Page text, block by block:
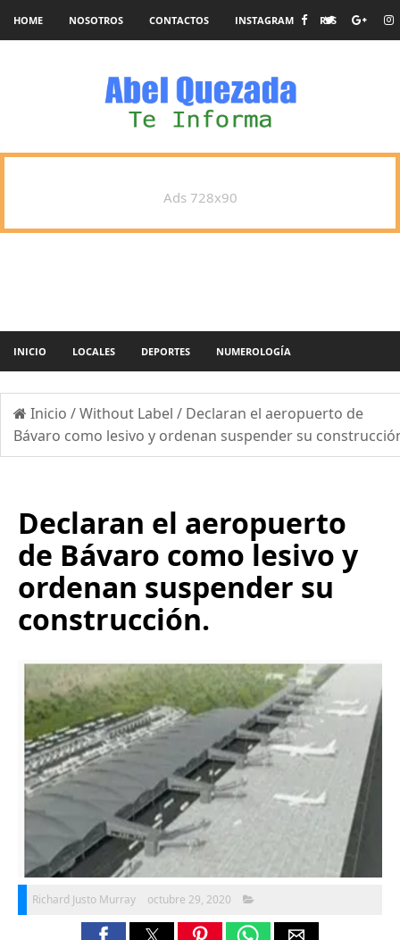
HOME NOSOTROS CONTACTOS INSTAGRAM RSS
Ads 728x90
INICIO LOCALES DEPORTES NUMEROLOGÍA
Inicio /Without Label / Declaran el aeropuerto de
Bávaro como lesivo y ordenan suspender su
Declaran el aeropuerto
de Bávaro como lesivo y
ordenan suspender su
construcción.
Richard Justo Murray octubre 29, 2020